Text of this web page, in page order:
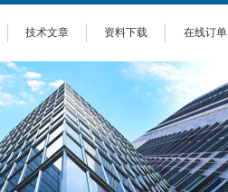
技术文章 资料下载 在线订单